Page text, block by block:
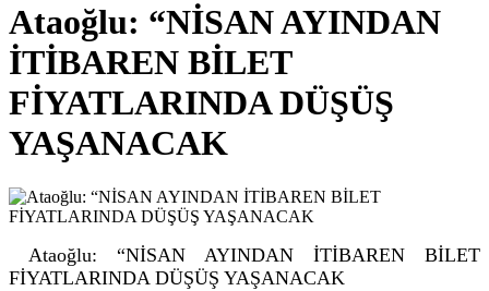
Ataoğlu: “NİSAN AYINDAN
İTİBAREN BİLET
FİYATLARINDA DÜŞÜŞ
YAŞANACAK
Ataoğlu: “NİSAN AYINDAN İTİBAREN BİLET
FİYATLARINDA DÜŞÜŞ YAŞANACAK